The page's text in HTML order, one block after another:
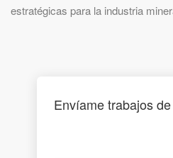
estratégicas para la industria
Envíame trabajos